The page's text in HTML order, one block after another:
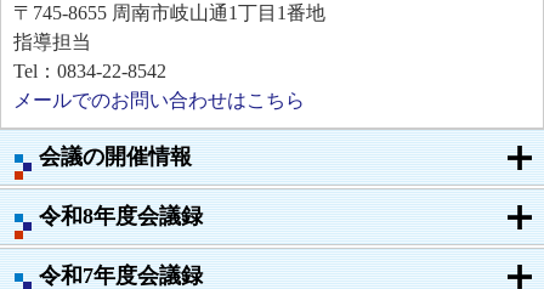
会議の開催情報
令和8年度会議録
令和7年度会議録
〒745-8655 周南市岐山通1丁目1番地
指導担当
Tel：0834-22-8542
メールでのお問い合わせはこちら